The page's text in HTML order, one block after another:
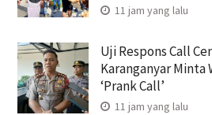
11 jam yang lalu
Uji Respons Call
Karanganyar Minta
‘Prank Call’
11 jam yang lalu